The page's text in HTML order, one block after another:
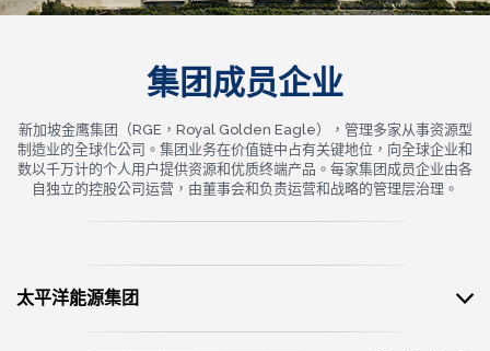
集团成员企业
新加坡金鹰集团（RGE，Royal Golden Eagle），管理多家从事资源型
制造业的全球化公司。集团业务在价值链中占有关键地位，向全球企业和
数以千万计的个人用户提供资源和优质终端产品。每家集团成员企业由各
自独立的控股公司运营，由董事会和负责运营和战略的管理层治理。
太平洋能源集团